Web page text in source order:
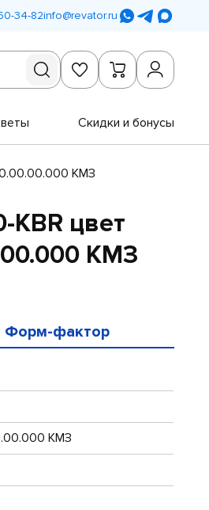
34-82info@revator.ru
Скидки и бонусы
КМЗ
KBR цвет
КМЗ
Форм-фактор
КМЗ